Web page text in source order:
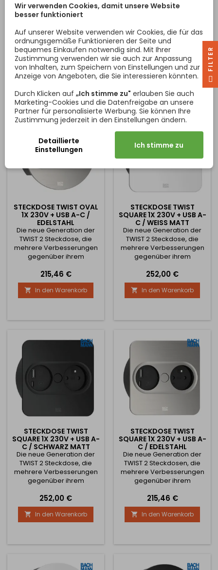
Die neue Generation der
TWIST 2 Steckdose, die
gegenüber ihrem
Vorgänger bringt. Diese
Neuerungen sind im
Wesentlichen:
Automatisches Öffnen der
Schublade beim Drücken
Hochwertige Verarbeitung
mit Fingerabdruckschutz
Neues Schubladendesign
(jetzt auch in eckiger und
erhältlich) Die obere...
Preis
252,00 €
 In den Warenkorb
Die neue Generation der
gegenüber ihrem
Vorgänger bringt. Diese
Neuerungen sind im
Wesentlichen:
Automatisches Öffnen der
Schublade beim Drücken
Hochwertige Verarbeitung
mit Fingerabdruckschutz
Neues Schubladendesign
(jetzt auch in eckiger und
runder Ausführung
Preis
252,00 €
 In den Warenkorb
STECKDOSE TWIST OVAL
1X 230V + USB A-C /
EDELSTAHL
Die neue Generation der
TWIST 2 Steckdose, die
mehrere Verbesserungen
gegenüber ihrem
Neuerungen sind im
Wesentlichen:
Automatische Öffnung der
Schublade bei Betätigung
Hochwertige Verarbeitung
(jetzt auch in eckiger und
erhältlich) Die obere...
Preis
215,46 €
 In den Warenkorb
STECKDOSE TWIST
SQUARE 1X 230V + USB A-
C / WEISS MATT
Die neue Generation der
TWIST 2 Steckdose, die
mehrere Verbesserungen
gegenüber ihrem
Neuerungen sind im
Wesentlichen:
Automatisches Öffnen der
Schublade beim Drücken
Hochwertige Verarbeitung
(jetzt auch in eckiger und
erhältlich) Die obere...
Preis
252,00 €
 In den Warenkorb
STECKDOSE TWIST
SQUARE 1X 230V + USB A-
C / SCHWARZ MATT
Die neue Generation der
TWIST 2 Steckdose, die
mehrere Verbesserungen
gegenüber ihrem
Neuerungen sind im
Wesentlichen:
Automatisches Öffnen der
Schublade beim Drücken
Hochwertige Verarbeitung
Preis
252,00 €
 In den Warenkorb
STECKDOSE TWIST
SQUARE 1X 230V + USB A-
C / EDELSTAHL
Die neue Generation der
TWIST 2 Steckdosen, die
mehrere Verbesserungen
gegenüber ihrem
Neuerungen sind im
Wesentlichen:
Automatisches Öffnen der
Schublade beim Drücken
Hochwertige Verarbeitung
Preis
215,46 €
 In den Warenkorb
Wir verwenden Cookies, damit unsere Website
besser funktioniert
Auf unserer Website verwenden wir Cookies, die für das
ordnungsgemäße Funktionieren der Seite und
bequemes Einkaufen notwendig sind. Mit Ihrer
Zustimmung verwenden wir sie auch zur Anpassung
von Inhalten, zum Speichern von Einstellungen und zur
Anzeige von Angeboten, die Sie interessieren könnten.
Durch Klicken auf „Ich stimme zu" erlauben Sie auch
Marketing-Cookies und die Datenfreigabe an unsere
Partner für personalisierte Werbung. Sie können Ihre
Zustimmung jederzeit in den Einstellungen ändern.
Detaillierte
Einstellungen
Ich stimme zu
R